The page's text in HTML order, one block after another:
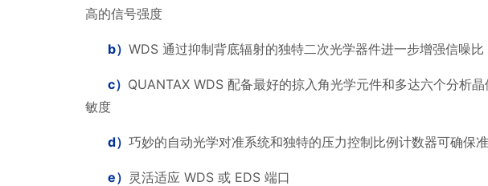
高的信号强度
b） WDS 通过抑制背底辐射的独特二次光学器件进一步增强信噪比
c） QUANTAX WDS 配备最好的掠入角光学元件和多达六个分析
敏度
d） 巧妙的自动光学对准系统和独特的压力控制比例计数器可确保
e） 灵活适应 WDS 或 EDS 端口